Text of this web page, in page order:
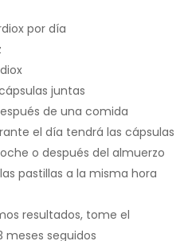
por día
juntas
de una comida
el día tendrá las cápsulas
o después del almuerzo
pastillas a la misma hora
resultados, tome el
seguidos